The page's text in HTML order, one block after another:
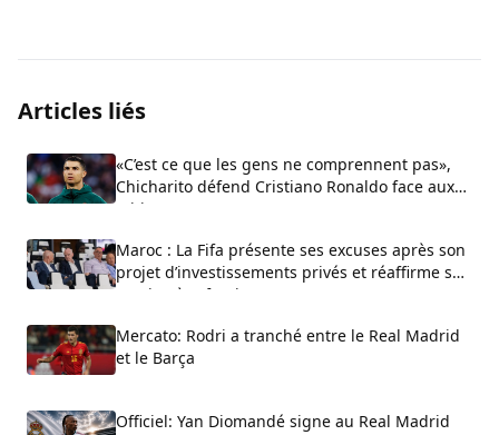
Articles liés
«C’est ce que les gens ne comprennent pas»,
Chicharito défend Cristiano Ronaldo face aux
critiques sur son arrogance
Maroc : La Fifa présente ses excuses après son
projet d’investissements privés et réaffirme son
soutien à Infantino
Mercato: Rodri a tranché entre le Real Madrid
et le Barça
Officiel: Yan Diomandé signe au Real Madrid